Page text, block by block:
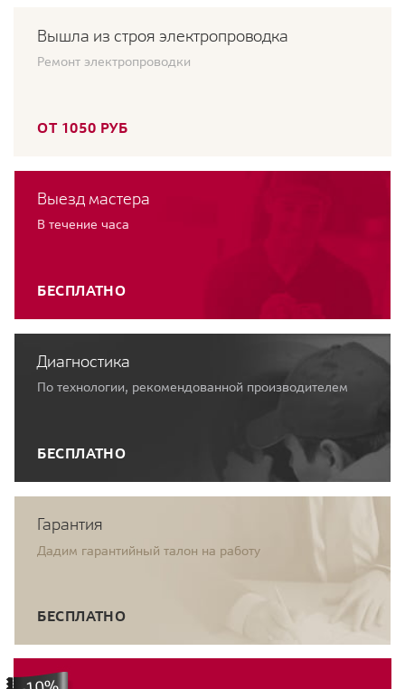
Вышла из строя электропроводка
Ремонт электропроводки
ОТ 1050 РУБ
Выезд мастера
В течение часа
БЕСПЛАТНО
Диагностика
По технологии, рекомендованной производителем
БЕСПЛАТНО
Гарантия
Дадим гарантийный талон на работу
БЕСПЛАТНО